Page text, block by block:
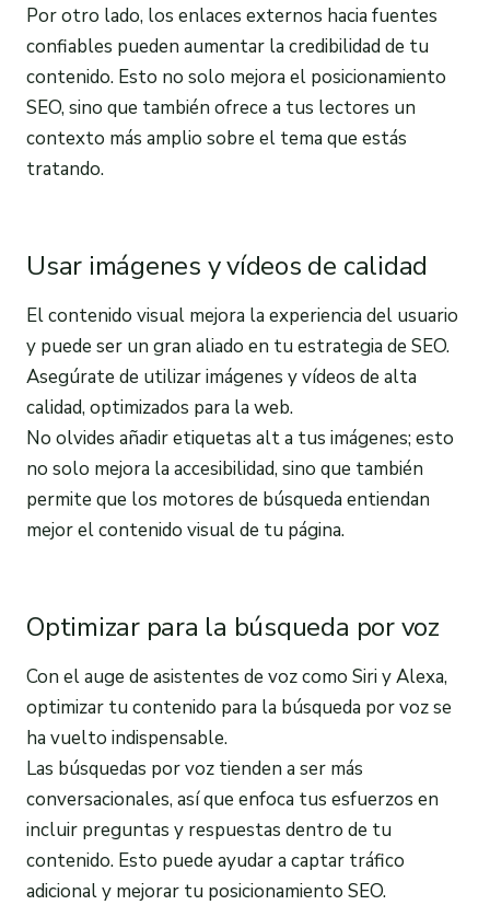
Por otro lado, los enlaces externos hacia fuentes
confiables pueden aumentar la credibilidad de tu
contenido. Esto no solo mejora el posicionamiento
SEO, sino que también ofrece a tus lectores un
contexto más amplio sobre el tema que estás
tratando.
Usar imágenes y vídeos de calidad
El contenido visual mejora la experiencia del usuario
y puede ser un gran aliado en tu estrategia de SEO.
Asegúrate de utilizar imágenes y vídeos de alta
calidad, optimizados para la web.
No olvides añadir etiquetas alt a tus imágenes; esto
no solo mejora la accesibilidad, sino que también
permite que los motores de búsqueda entiendan
mejor el contenido visual de tu página.
Optimizar para la búsqueda por voz
Con el auge de asistentes de voz como Siri y Alexa,
optimizar tu contenido para la búsqueda por voz se
ha vuelto indispensable.
Las búsquedas por voz tienden a ser más
conversacionales, así que enfoca tus esfuerzos en
incluir preguntas y respuestas dentro de tu
contenido. Esto puede ayudar a captar tráfico
adicional y mejorar tu posicionamiento SEO.